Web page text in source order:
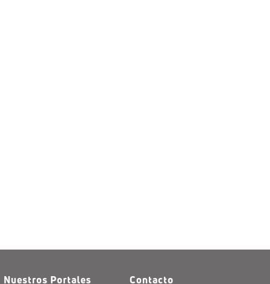
Nuestros Portales Contacto